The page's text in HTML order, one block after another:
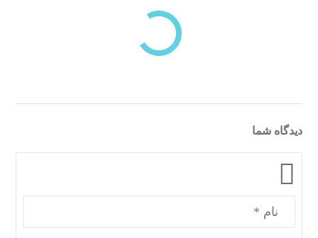
دسته‌بندی‌های منتخب برای شما
دیدگاه شما